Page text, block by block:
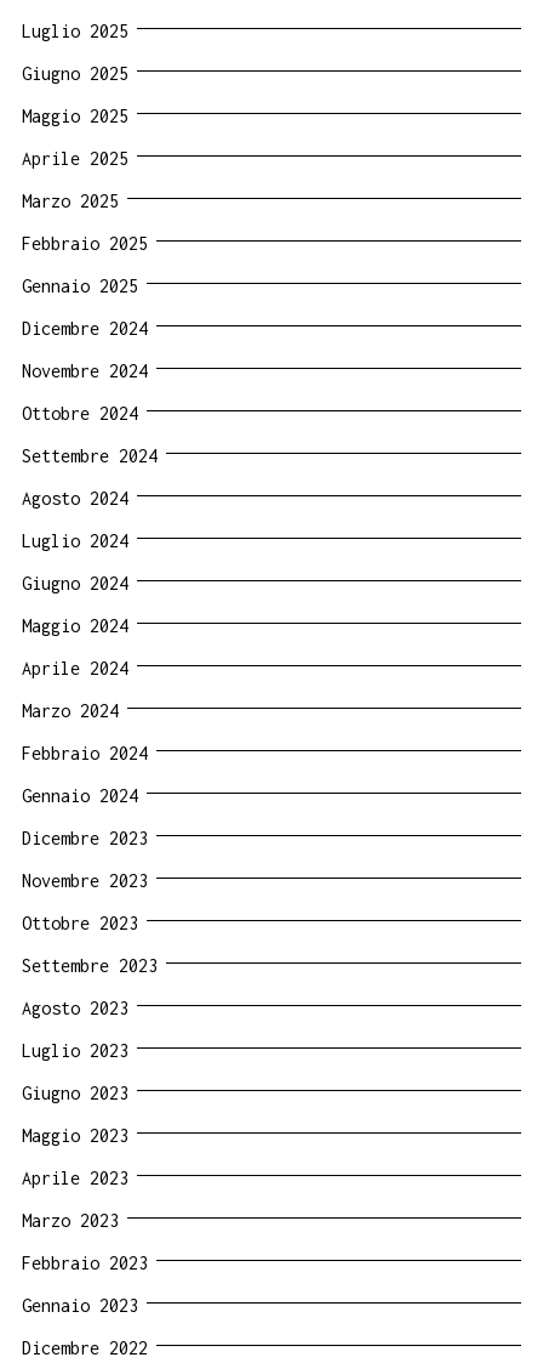
Luglio 2025
Giugno 2025
Maggio 2025
Aprile 2025
Marzo 2025
Febbraio 2025
Gennaio 2025
Dicembre 2024
Novembre 2024
Ottobre 2024
Settembre 2024
Agosto 2024
Luglio 2024
Giugno 2024
Maggio 2024
Aprile 2024
Marzo 2024
Febbraio 2024
Gennaio 2024
Dicembre 2023
Novembre 2023
Ottobre 2023
Settembre 2023
Agosto 2023
Luglio 2023
Giugno 2023
Maggio 2023
Aprile 2023
Marzo 2023
Febbraio 2023
Gennaio 2023
Dicembre 2022